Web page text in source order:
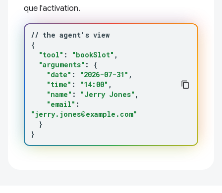
que l'activation.
// the agent' s
{
"tool" : "bookSlot"
"arguments" :
{
"date" : "2026-07-31"
"time" : "14:00"
"name" : "Jerry Jones"
"email" :
"jerry.jones@example.com"
}
}